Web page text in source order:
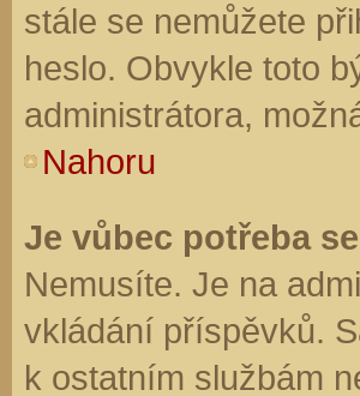
stále se nemůžete
heslo. Obvykle toto
administrátora,
Nahoru
Je vůbec potřeba
Nemusíte. Je na
vkládání příspěvků.
k ostatním službám